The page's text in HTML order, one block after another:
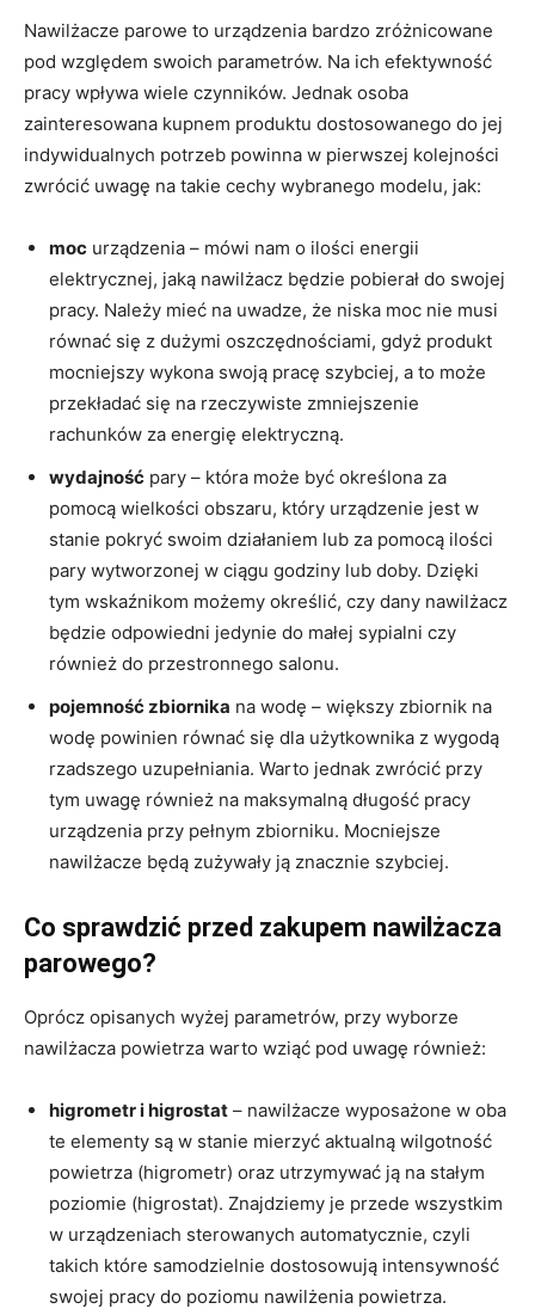
Nawilżacze parowe to urządzenia bardzo zróżnicowane
pod względem swoich parametrów. Na ich efektywność
pracy wpływa wiele czynników. Jednak osoba
zainteresowana kupnem produktu dostosowanego do jej
indywidualnych potrzeb powinna w pierwszej kolejności
zwrócić uwagę na takie cechy wybranego modelu, jak:
moc urządzenia – mówi nam o ilości energii
elektrycznej, jaką nawilżacz będzie pobierał do swojej
pracy. Należy mieć na uwadze, że niska moc nie musi
równać się z dużymi oszczędnościami, gdyż produkt
mocniejszy wykona swoją pracę szybciej, a to może
przekładać się na rzeczywiste zmniejszenie
rachunków za energię elektryczną.
wydajność pary – która może być określona za
pomocą wielkości obszaru, który urządzenie jest w
stanie pokryć swoim działaniem lub za pomocą ilości
pary wytworzonej w ciągu godziny lub doby. Dzięki
tym wskaźnikom możemy określić, czy dany nawilżacz
będzie odpowiedni jedynie do małej sypialni czy
również do przestronnego salonu.
pojemność zbiornika na wodę – większy zbiornik na
wodę powinien równać się dla użytkownika z wygodą
rzadszego uzupełniania. Warto jednak zwrócić przy
tym uwagę również na maksymalną długość pracy
urządzenia przy pełnym zbiorniku. Mocniejsze
nawilżacze będą zużywały ją znacznie szybciej.
Co sprawdzić przed zakupem nawilżacza
parowego?
Oprócz opisanych wyżej parametrów, przy wyborze
nawilżacza powietrza warto wziąć pod uwagę również:
higrometr i higrostat – nawilżacze wyposażone w oba
te elementy są w stanie mierzyć aktualną wilgotność
powietrza (higrometr) oraz utrzymywać ją na stałym
poziomie (higrostat). Znajdziemy je przede wszystkim
w urządzeniach sterowanych automatycznie, czyli
takich które samodzielnie dostosowują intensywność
swojej pracy do poziomu nawilżenia powietrza.